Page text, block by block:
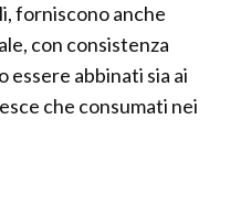
forniscono anche
con consistenza
essere abbinati sia ai
che consumati nei